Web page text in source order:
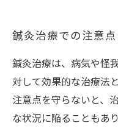
鍼灸治療での注意
鍼灸治療は、病気や怪
対して効果的な治療法
注意点を守らないと、
な状況に陥ることもあ